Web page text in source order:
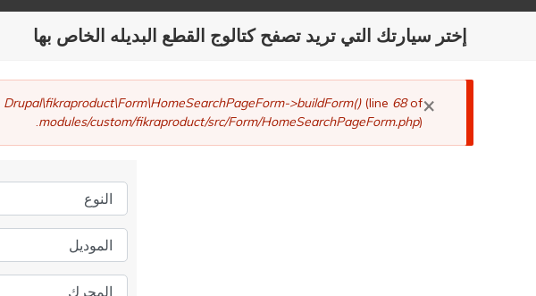
إختر سيارتك التي تريد تصفح كتالوج القطع البديله الخاص بها
×
رسالة
الخطأ
Drupal\fikraproduct\Form\HomeSearchPageForm->buildForm()(line 68of
modules/custom/fikraproduct/src/Form/HomeSearchPageForm.php).
النوع
الموديل
المحرك